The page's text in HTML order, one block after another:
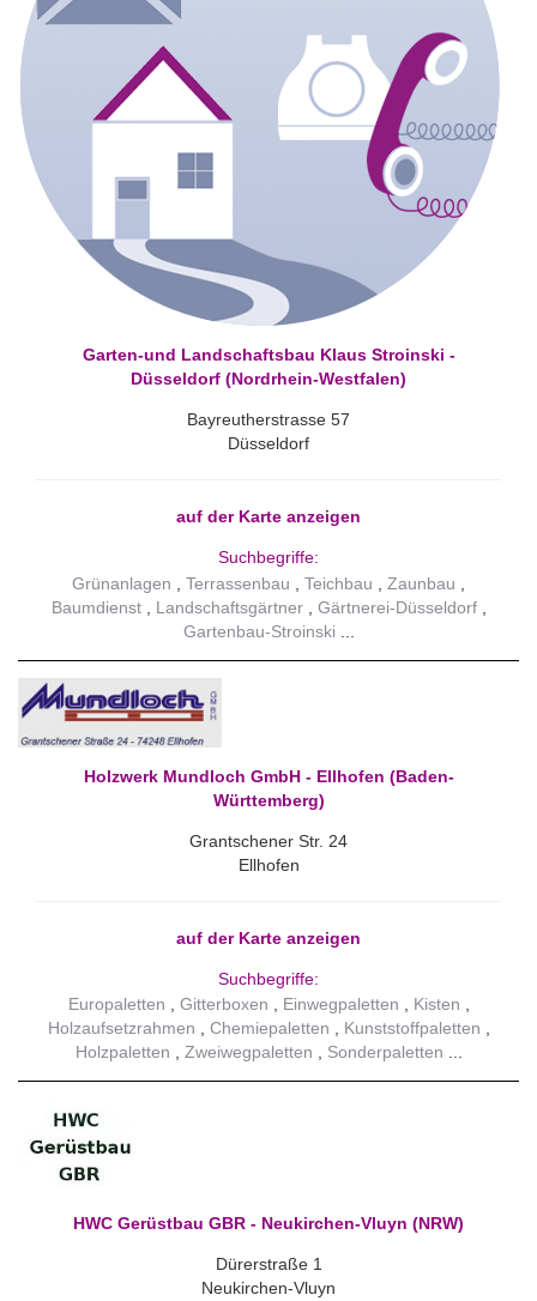
Garten-und Landschaftsbau Klaus Stroinski -
Düsseldorf (Nordrhein-Westfalen)
Bayreutherstrasse 57
Düsseldorf
auf der Karte anzeigen
Suchbegriffe:
Grünanlagen
Terrassenbau Teichbau
Zaunbau
Baumdienst
Landschaftsgärtner
Gärtnerei-Düsseldorf
Gartenbau-Stroinski
Holzwerk Mundloch GmbH - Ellhofen (Baden-
Württemberg)
Grantschener Str. 24
Ellhofen
auf der Karte anzeigen
Suchbegriffe:
Europaletten
Gitterboxen Einwegpaletten
Kisten
Holzaufsetzrahmen
Chemiepaletten
Kunststoffpaletten
Holzpaletten
Zweiwegpaletten Sonderpaletten
HWC Gerüstbau GBR - Neukirchen-Vluyn (NRW)
Dürerstraße 1
Neukirchen-Vluyn